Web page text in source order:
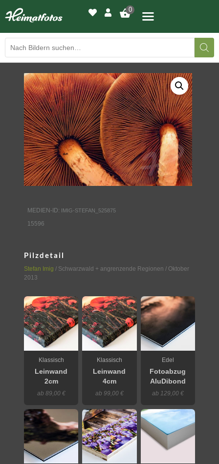
0
BILDERGALERIE
DRUCKQUALITÄTEN
LED-LEUCHTBILDER
WIR DRUCKEN IHR BILD
AUSSTELLUNGEN
KONTAKT
MEDIEN-ID: IMIG-STEFAN_525875
15596
Pilzdetail
Stefan Imig / Schwarzwald + angrenzende Regionen / Oktober
2013
Klassisch
Leinwand
2cm
ab 89,00 €
Klassisch
Leinwand
4cm
ab 99,00 €
Edel
Fotoabzug
AluDibond
ab 129,00 €